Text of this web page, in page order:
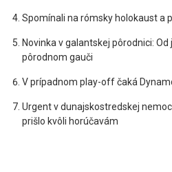
Spomínali na rómsky holokaust a
Novinka v galantskej pôrodnici:
pôrodnom gauči
V prípadnom play-off čaká
Urgent v dunajskostredskej
prišlo kvôli horúčavám